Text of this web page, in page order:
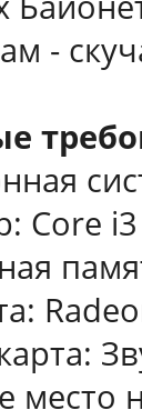
-
Core
место